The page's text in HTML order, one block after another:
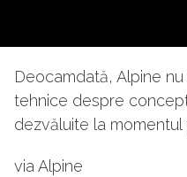
Deocamdată, Alpine
tehnice despre
dezvăluite la momentul
via Alpine